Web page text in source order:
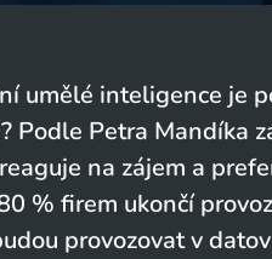
umělé inteligence je
Podle Petra Mandíka
na zájem a
% firem ukončí
provozovat v